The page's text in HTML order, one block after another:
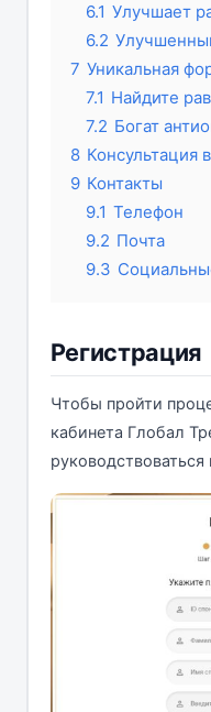
6.1 Улучшает
6.2
7 Уникальная
7.1 Найдите
7.2 Богат
8 Консультация
9 Контакты
9.1 Телефон
9.2 Почта
9.3
Регистрация
Чтобы пройти
кабинета Глобал